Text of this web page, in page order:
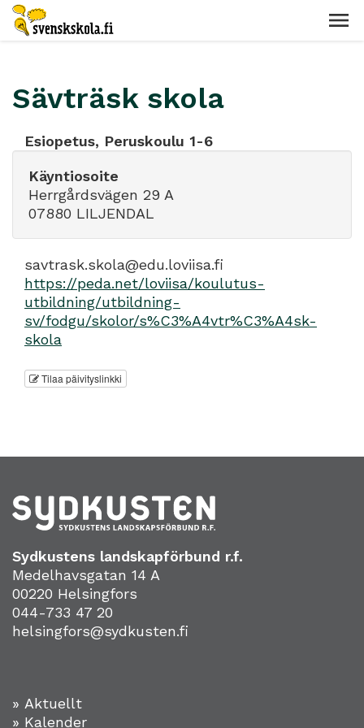
Sävträsk skola
Esiopetus, Peruskoulu 1-6
Käyntiosoite
Herrgårdsvägen 29 A
07880 LILJENDAL
savtrask.skola@edu.loviisa.fi
https://peda.net/loviisa/koulutus-
utbildning/utbildning-
sv/fodgu/skolor/s%C3%A4vtr%C3%A4sk-
skola
Tilaa päivityslinkki
Sydkustens landskapförbund r.f.
Medelhavsgatan 14 A
00220 Helsingfors
044-733 47 20
helsingfors@sydkusten.fi
» Aktuellt
» Kalender